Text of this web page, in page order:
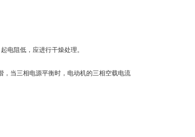
电阻低，应进行干燥处理。
，当三相电源平衡时，电动机的三相空载电流